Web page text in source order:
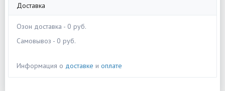
Доставка
Озон доставка - 0 руб.
Самовывоз - 0 руб.
Информация о доставке и оплате